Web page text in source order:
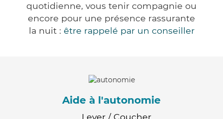
quotidienne, vous tenir compagnie ou
encore pour une présence rassurante
la nuit : être rappelé par un conseiller
Aide à l'autonomie
Lever / Coucher